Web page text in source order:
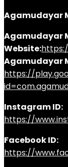
Agamudayar
Agamudayar
Website:
Agamudayar
https://
Instagram ID:
https://
Facebook ID:
https://